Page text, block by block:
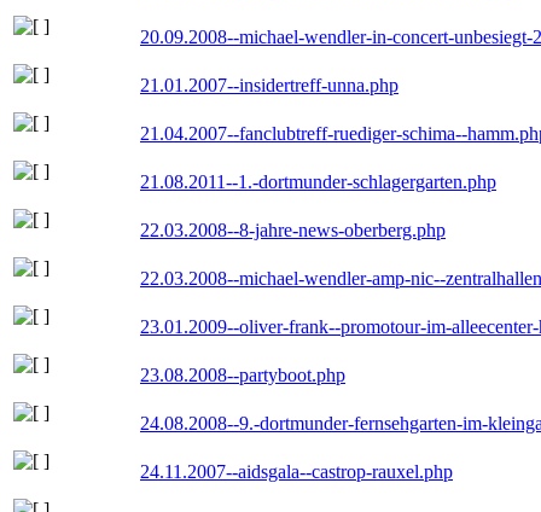
20.09.2008--michael-wendler-in-concert-unbesiegt-
21.01.2007--insidertreff-unna.php
21.04.2007--fanclubtreff-ruediger-schima--
21.08.2011--1.-dortmunder-schlagergarten.php
22.03.2008--8-jahre-news-oberberg.php
22.03.2008--michael-wendler-amp-nic--
23.01.2009--oliver-frank--promotour-im-
23.08.2008--partyboot.php
24.08.2008--9.-dortmunder-fernsehgarten-im-
24.11.2007--aidsgala--castrop-rauxel.php